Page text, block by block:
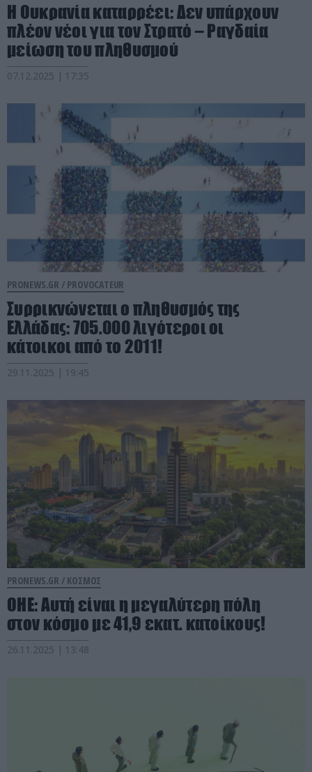
Η Ουκρανία καταρρέει: Δεν υπάρχουν
πλέον νέοι για τον Στρατό – Ραγδαία
μείωση του πληθυσμού
07.12.2025 | 17:35
PRONEWS.GR / PROVOCATEUR
Συρρικνώνεται ο πληθυσμός της
Ελλάδας: 705.000 λιγότεροι οι
κάτοικοι από το 2011!
29.11.2025 | 19:45
PRONEWS.GR / ΚΟΣΜΟΣ
ΟΗΕ: Αυτή είναι η μεγαλύτερη πόλη
στον κόσμο με 41,9 εκατ. κατοίκους!
26.11.2025 | 13:48